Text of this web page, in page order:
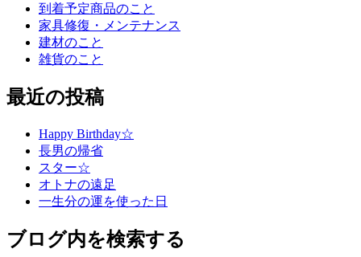
到着予定商品のこと
家具修復・メンテナンス
建材のこと
雑貨のこと
最近の投稿
Happy Birthday☆
長男の帰省
スター☆
オトナの遠足
一生分の運を使った日
ブログ内を検索する